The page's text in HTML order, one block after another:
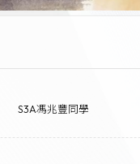
S3A馮兆豐同學